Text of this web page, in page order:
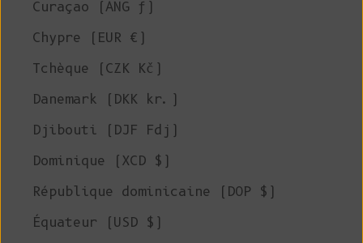
Curaçao (ANG ƒ)
Chypre (EUR €)
Tchèque (CZK Kč)
Danemark (DKK kr.)
Djibouti (DJF Fdj)
Dominique (XCD $)
République dominicaine (DOP $)
Équateur (USD $)